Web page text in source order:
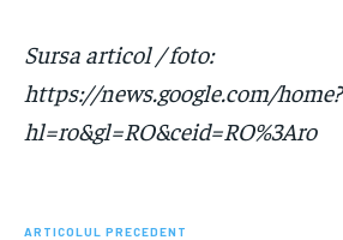
Sursa articol / foto:
https://news.google.com/home?
hl=ro&gl=RO&ceid=RO%3Aro
ARTICOLUL PRECEDENT